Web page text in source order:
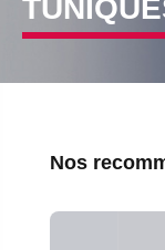
Ignorer la
Nos